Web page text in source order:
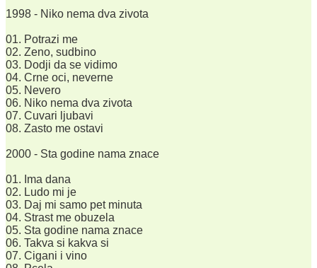
1998 - Niko nema dva zivota
01. Potrazi me
02. Zeno, sudbino
03. Dodji da se vidimo
04. Crne oci, neverne
05. Nevero
06. Niko nema dva zivota
07. Cuvari ljubavi
08. Zasto me ostavi
2000 - Sta godine nama znace
01. Ima dana
02. Ludo mi je
03. Daj mi samo pet minuta
04. Strast me obuzela
05. Sta godine nama znace
06. Takva si kakva si
07. Cigani i vino